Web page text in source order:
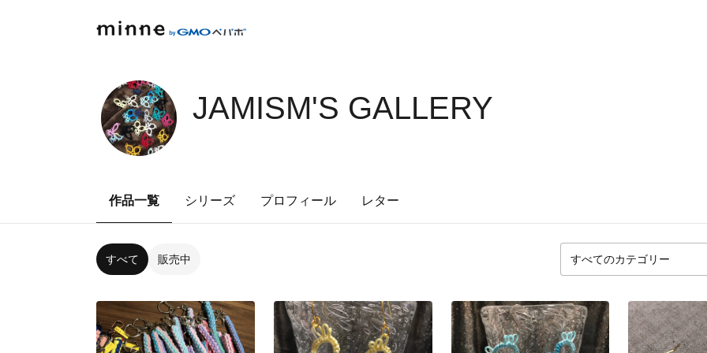
JAMISM'S GALLERY
作品一覧 シリーズ プロフィール レター
すべて 販売中